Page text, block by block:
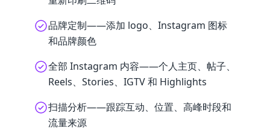
品牌定制——添加 logo、Instagram 图标
和品牌颜色
全部 Instagram 内容——个人主页、帖子、
Reels、Stories、IGTV 和 Highlights
扫描分析——跟踪互动、位置、高峰时段和
流量来源